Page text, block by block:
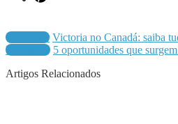
Anterior Victoria no Canadá: saiba
Próximo
5 oportunidades que
Artigos Relacionados